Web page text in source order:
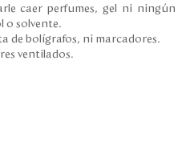
caer perfumes, gel ni ningún
o solvente.
de bolígrafos, ni marcadores.
ventilados.